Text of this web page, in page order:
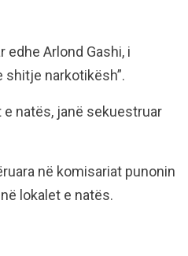
Arlond Gashi, i
shitje narkotikësh”.
natës, janë sekuestruar
në komisariat punonin
lokalet e natës.